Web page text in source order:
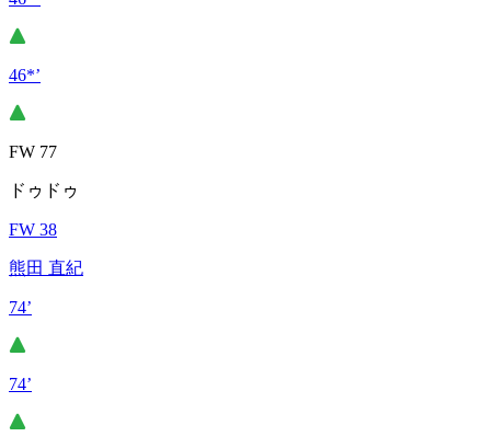
46*’
FW 77
ドゥドゥ
FW 38
熊田 直紀
74’
74’